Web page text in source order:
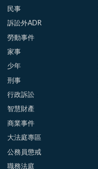
民事
訴訟外ADR
勞動事件
家事
少年
刑事
行政訴訟
智慧財產
商業事件
大法庭專區
公務員懲戒
職務法庭